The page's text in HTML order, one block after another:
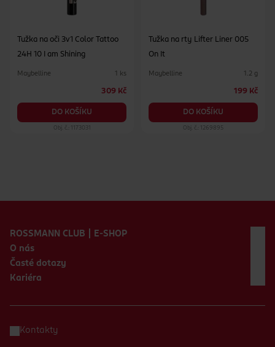
Tužka na oči 3v1 Color Tattoo
24H 10 I am Shining
Maybelline 1 ks
309 Kč
DO KOŠÍKU
Tužka na rty Lifter Liner 005
On It
Maybelline 1.2 g
199 Kč
DO KOŠÍKU
Obj. č.: 1269895
ROSSMANN CLUB | E-SHOP
O nás
Časté dotazy
Kariéra
Kontakty